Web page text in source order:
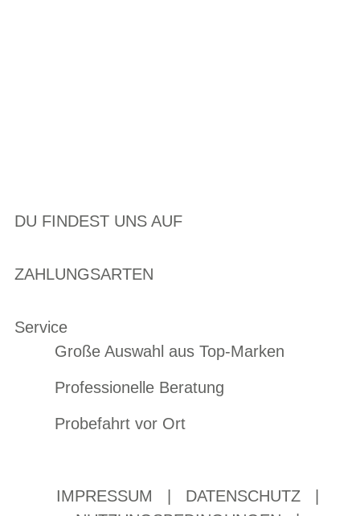
DU FINDEST UNS AUF
ZAHLUNGSARTEN
Service
Große Auswahl aus Top-Marken
Professionelle Beratung
Probefahrt vor Ort
IMPRESSUM DATENSCHUTZ